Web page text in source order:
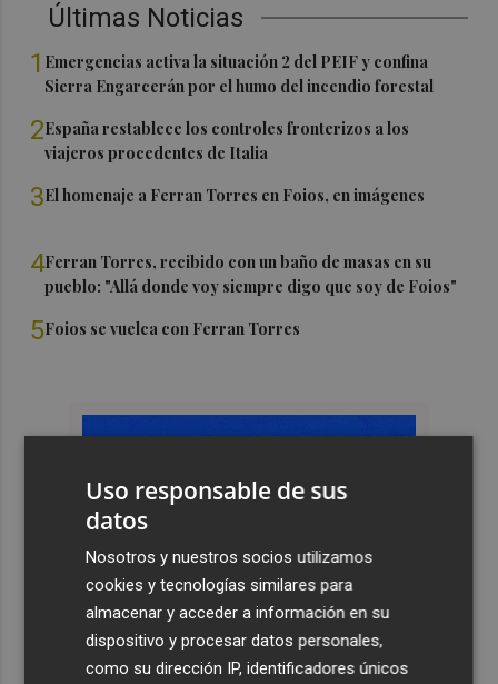
Últimas Noticias
1 Emergencias activa la situación 2 del PEIF y confina
Sierra Engarcerán por el humo del incendio forestal
2España restablece los controles fronterizos a los
viajeros procedentes de Italia
3El homenaje a Ferran Torres en Foios, en imágenes
4Ferran Torres, recibido con un baño de masas en su
pueblo: "Allá donde voy siempre digo que soy de Foios"
5Foios se vuelca con Ferran Torres
Uso responsable de sus
datos
Nosotros y nuestros socios utilizamos
cookies y tecnologías similares para
almacenar y acceder a información en su
dispositivo y procesar datos personales,
como su dirección IP, identificadores únicos